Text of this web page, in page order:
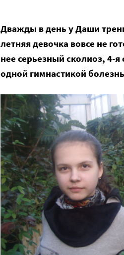
Дважды в день у Даши
летняя девочка вовсе не
нее серьезный сколиоз, 4-
одной гимнастикой